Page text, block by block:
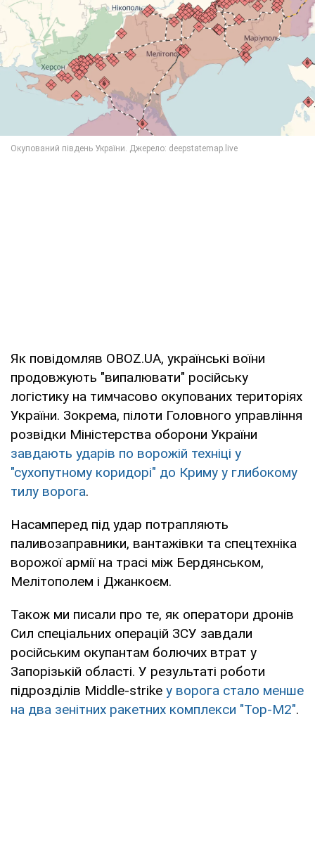
Як повідомляв OBOZ.UA, українські воїни
продовжують "випалювати" російську
логістику на тимчасово окупованих територіях
України. Зокрема, пілоти Головного управління
розвідки Міністерства оборони України
завдають ударів по ворожій техніці у
"сухопутному коридорі" до Криму у глибокому
тилу ворога.
Насамперед під удар потрапляють
паливозаправники, вантажівки та спецтехніка
ворожої армії на трасі між Бердянськом,
Мелітополем і Джанкоєм.
Також ми писали про те, як оператори дронів
Сил спеціальних операцій ЗСУ завдали
російським окупантам болючих втрат у
Запорізькій області. У результаті роботи
підрозділів Middle-strike у ворога стало менше
на два зенітних ракетних комплекси "Тор-М2".